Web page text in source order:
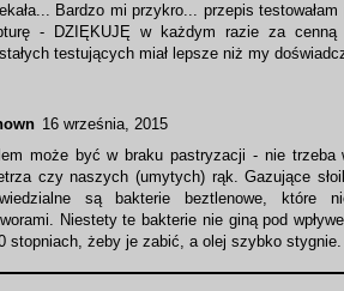
Bardzo mi przykro... przepis
- DZIĘKUJĘ w każdym razie za
testujących miał lepsze niż my
16 września, 2015
może być w braku pastryzacji - nie trzeba
czy naszych (umytych) rąk. Gazujące
są bakterie beztlenowe, które
Niestety te bakterie nie giną pod
stopniach, żeby je zabić, a olej szybko stygnie.